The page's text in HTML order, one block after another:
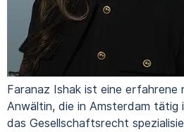
Faranaz Ishak ist eine erfahrene
Anwältin, die in Amsterdam tätig
das Gesellschaftsrecht